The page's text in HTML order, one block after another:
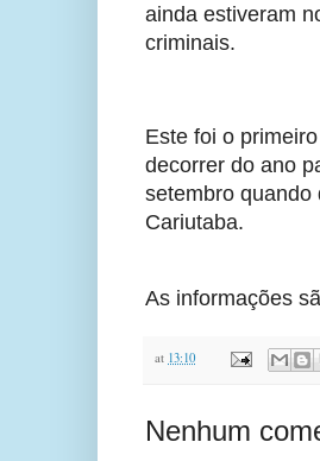
ainda estiveram
criminais.
Este foi o
decorrer do ano
setembro quando
Cariutaba.
As informações
at 13:10
Nenhum